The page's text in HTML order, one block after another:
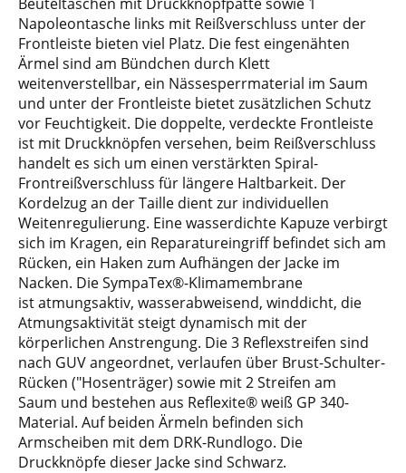
Napoleontasche links mit Reißverschluss unter der
Frontleiste bieten viel Platz. Die fest eingenähten
Ärmel sind am Bündchen durch Klett
weitenverstellbar, ein Nässesperrmaterial im Saum
und unter der Frontleiste bietet zusätzlichen Schutz
vor Feuchtigkeit. Die doppelte, verdeckte Frontleiste
ist mit Druckknöpfen versehen, beim Reißverschluss
handelt es sich um einen verstärkten Spiral-
Frontreißverschluss für längere Haltbarkeit. Der
Kordelzug an der Taille dient zur individuellen
Weitenregulierung. Eine wasserdichte Kapuze verbirgt
sich im Kragen, ein Reparatureingriff befindet sich am
Rücken, ein Haken zum Aufhängen der Jacke im
Nacken. Die SympaTex®-Klimamembrane
ist atmungsaktiv, wasserabweisend, winddicht, die
Atmungsaktivität steigt dynamisch mit der
körperlichen Anstrengung. Die 3 Reflexstreifen sind
nach GUV angeordnet, verlaufen über Brust-Schulter-
Rücken ("Hosenträger) sowie mit 2 Streifen am
Saum und bestehen aus Reflexite® weiß GP 340-
Material. Auf beiden Ärmeln befinden sich
Armscheiben mit dem DRK-Rundlogo. Die
Druckknöpfe dieser Jacke sind Schwarz.